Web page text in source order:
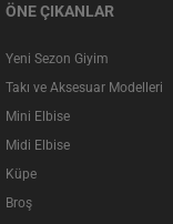
ÖNE ÇIKANLAR
Yeni Sezon Giyim
Takı ve Aksesuar Modelleri
Mini Elbise
Midi Elbise
Küpe
Broş